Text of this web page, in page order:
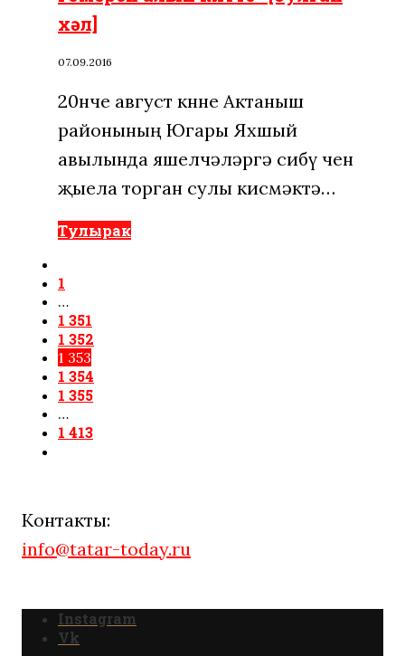
хәл]
07.09.2016
20нче август көнне Актаныш
районының Югары Яхшый
авылында яшелчәләргә сибү өчен
җыела торган сулы кисмәктә…
Тулырак
1
…
1 351
1 352
1 353
1 354
1 355
…
1 413
Контакты:
info@tatar-today.ru
Instagram
Vk